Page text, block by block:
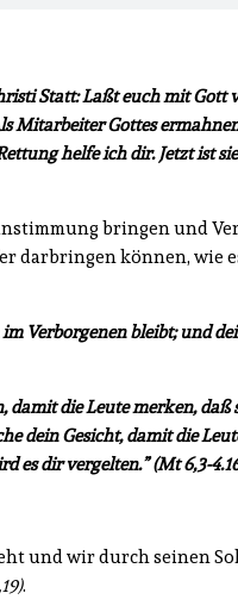
Statt: Laßt euch mit Gott
Mitarbeiter Gottes
helfe ich dir. Jetzt ist
bringen und
darbringen können, wie
Verborgenen bleibt; und
damit die Leute merken, daß
dein Gesicht, damit die
es dir vergelten.”(Mt 6,3-
und wir durch seinen
.